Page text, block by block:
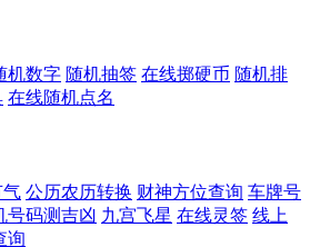
机数字 随机抽签 在线掷硬币 随机排
在线随机点名
气 公历农历转换 财神方位查询 车牌号
号码测吉凶 九宫飞星 在线灵签 线上
询